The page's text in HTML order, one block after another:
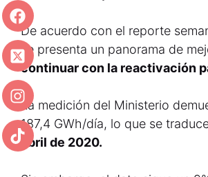
De acuerdo con el reporte
se presenta un panorama de
continuar con la reactivación
La medición del Ministerio
187,4 GWh/día, lo que se
abril de 2020.